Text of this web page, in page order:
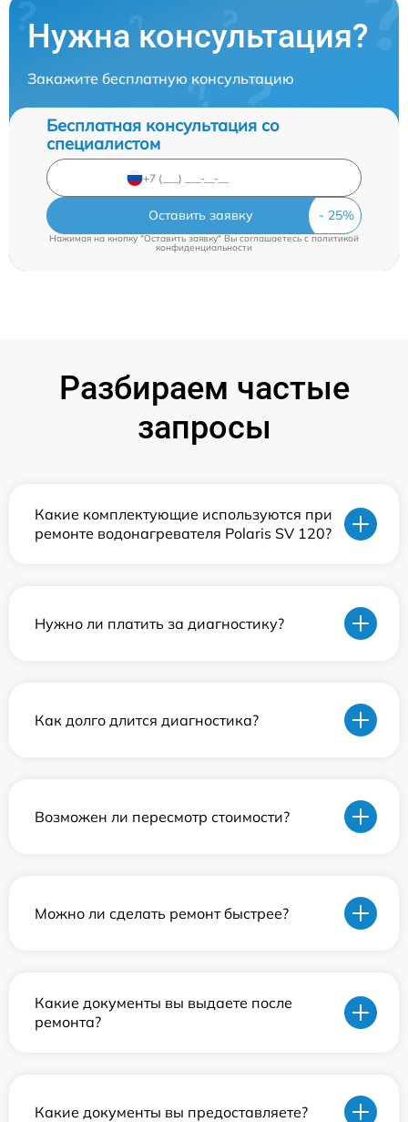
Нужна консультация?
Закажите бесплатную консультацию
Бесплатная консультация со
специалистом
Оставить заявку
Нажимая на кнопку "Оставить заявку" Вы соглашаетесь cполитикой
конфиденциальности
Разбираем частые
запросы
Какие комплектующие используются при
ремонте водонагревателя Polaris SV 120?
Нужно ли платить за диагностику?
Как долго длится диагностика?
Возможен ли пересмотр стоимости?
Можно ли сделать ремонт быстрее?
Какие документы вы выдаете после
ремонта?
Какие документы вы предоставляете?